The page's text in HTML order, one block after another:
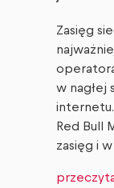
Zasięg
w nagłej
Red Bull
zasięg i